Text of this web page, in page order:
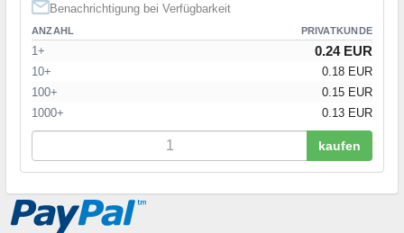
Benachrichtigung bei Verfügbarkeit
ANZAHL PRIVATKUNDE
1+ 0.24 EUR
10+
0.18 EUR
100+
0.15 EUR
1000+
0.13 EUR
kaufen